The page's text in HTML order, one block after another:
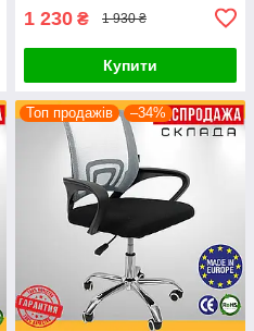
1 230 ₴ 1 930 ₴
Купити
Топ продажів –34%